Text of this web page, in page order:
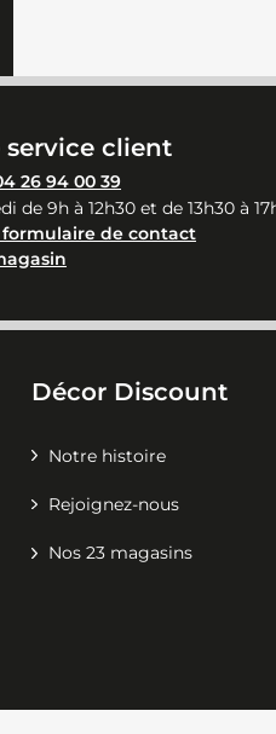
service client
26 94 00 39
de 9h à 12h30 et de 13h30 à
de contact
Décor Discount
Notre histoire
Rejoignez-nous
Nos 23 magasins